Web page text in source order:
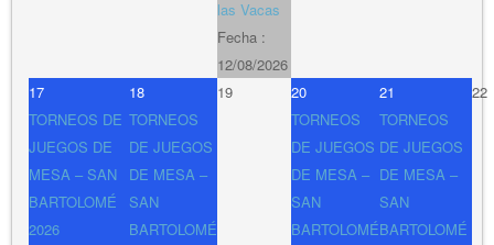
las Vacas
Fecha :
12/08/2026
17
TORNEOS DE
JUEGOS DE
MESA – SAN
BARTOLOMÉ
2026
18
TORNEOS
DE JUEGOS
DE MESA –
SAN
BARTOLOMÉ
19
20
TORNEOS
DE JUEGOS
DE MESA –
SAN
BARTOLOMÉ
21
TORNEOS
DE JUEGOS
DE MESA –
SAN
BARTOLOMÉ
22